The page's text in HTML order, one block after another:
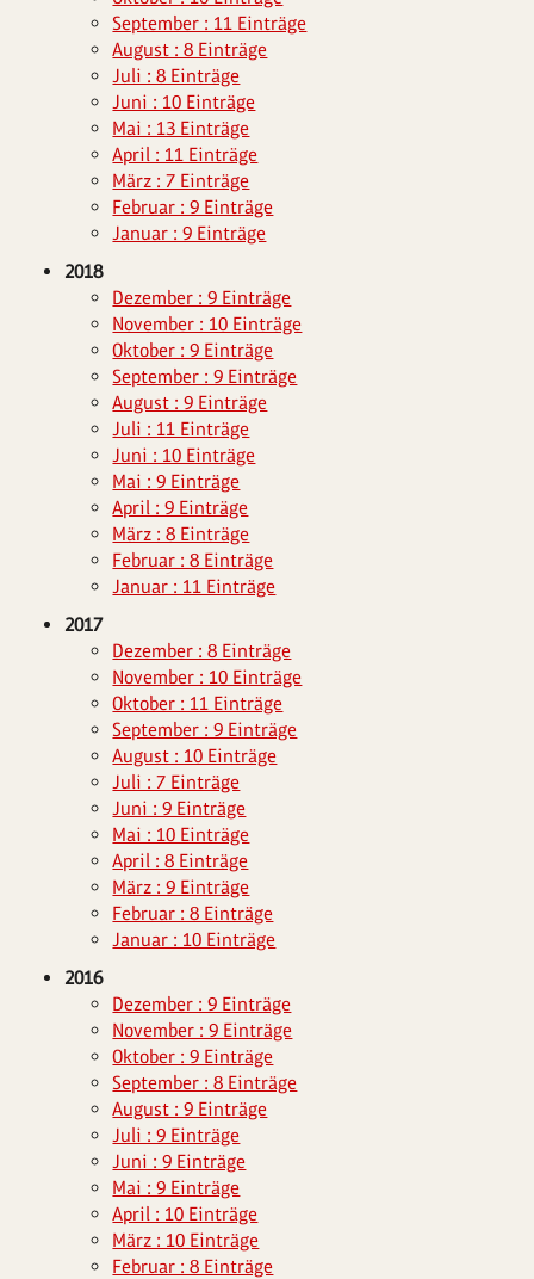
September : 11 Einträge
August : 8 Einträge
Juli : 8 Einträge
Juni : 10 Einträge
Mai : 13 Einträge
April : 11 Einträge
März : 7 Einträge
Februar : 9 Einträge
Januar : 9 Einträge
2018
Dezember : 9 Einträge
November : 10 Einträge
Oktober : 9 Einträge
September : 9 Einträge
August : 9 Einträge
Juli : 11 Einträge
Juni : 10 Einträge
Mai : 9 Einträge
April : 9 Einträge
März : 8 Einträge
Februar : 8 Einträge
Januar : 11 Einträge
2017
Dezember : 8 Einträge
November : 10 Einträge
Oktober : 11 Einträge
September : 9 Einträge
August : 10 Einträge
Juli : 7 Einträge
Juni : 9 Einträge
Mai : 10 Einträge
April : 8 Einträge
März : 9 Einträge
Februar : 8 Einträge
Januar : 10 Einträge
2016
Dezember : 9 Einträge
November : 9 Einträge
Oktober : 9 Einträge
September : 8 Einträge
August : 9 Einträge
Juli : 9 Einträge
Juni : 9 Einträge
Mai : 9 Einträge
April : 10 Einträge
März : 10 Einträge
Februar : 8 Einträge